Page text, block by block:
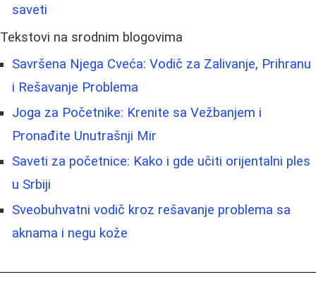
saveti
Tekstovi na srodnim blogovima
Savršena Njega Cveća: Vodič za Zalivanje, Prihranu
i Rešavanje Problema
Joga za Početnike: Krenite sa Vežbanjem i
Pronađite Unutrašnji Mir
Saveti za početnice: Kako i gde učiti orijentalni ples
u Srbiji
Sveobuhvatni vodič kroz rešavanje problema sa
aknama i negu kože